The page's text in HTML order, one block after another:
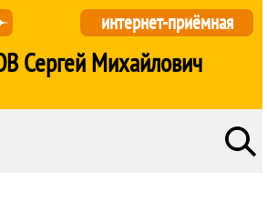
Сергей Михайлович
интернет-приёмная